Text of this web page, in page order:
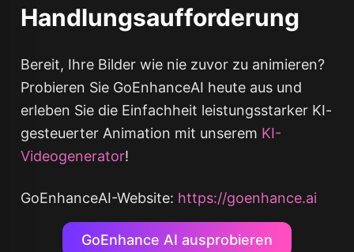
Handlungsaufforderung
Bereit, Ihre Bilder wie nie zuvor zu animieren?
Probieren Sie GoEnhanceAI heute aus und
erleben Sie die Einfachheit leistungsstarker KI-
gesteuerter Animation mit unserem KI-
Videogenerator!
GoEnhanceAI-Website: https://goenhance.ai
GoEnhance AI ausprobieren